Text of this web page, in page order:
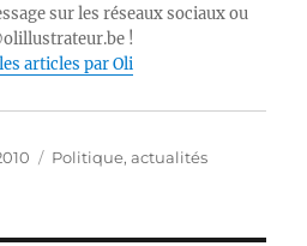
sur les réseaux sociaux ou
!
articles par Oli
Catégories
Politique, actualités